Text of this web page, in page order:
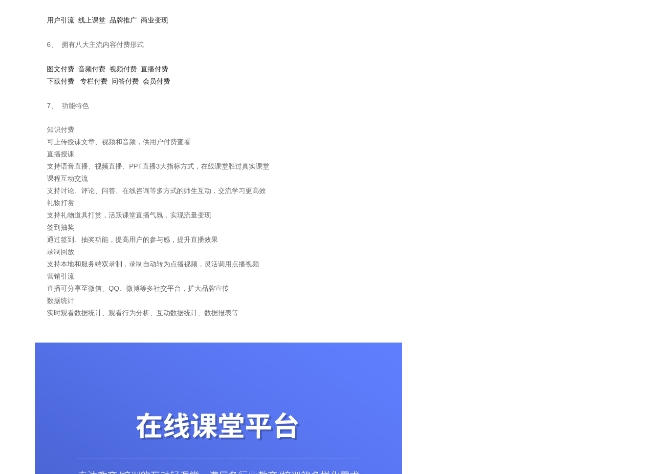
用户引流 线上课堂 品牌推广 商业变现
6、 拥有八大主流内容付费形式
图文付费 音频付费 视频付费 直播付费
下载付费 专栏付费 问答付费 会员付费
7、 功能特色
知识付费
可上传授课文章、视频和音频，供用户付费查看
直播授课
支持语音直播、视频直播、 PPT直播3大指标方式，在线课堂胜过真实课堂
课程互动交流
支持讨论、评论、问答、在线咨询等多方式的师生互动，交流学习更高效
礼物打赏
支持礼物道具打赏，活跃课堂直播气氛，实现流量变现
签到抽奖
通过签到、抽奖功能，提高用户的参与感，提升直播效果
录制回放
支持本地和服务端双录制，录制自动转为点播视频，灵活调用点播视频
营销引流
直播可分享至微信、 QQ、微博等多社交平台，扩大品牌宣传
数据统计
实时观看数据统计、观看行为分析、互动数据统计、数据报表等